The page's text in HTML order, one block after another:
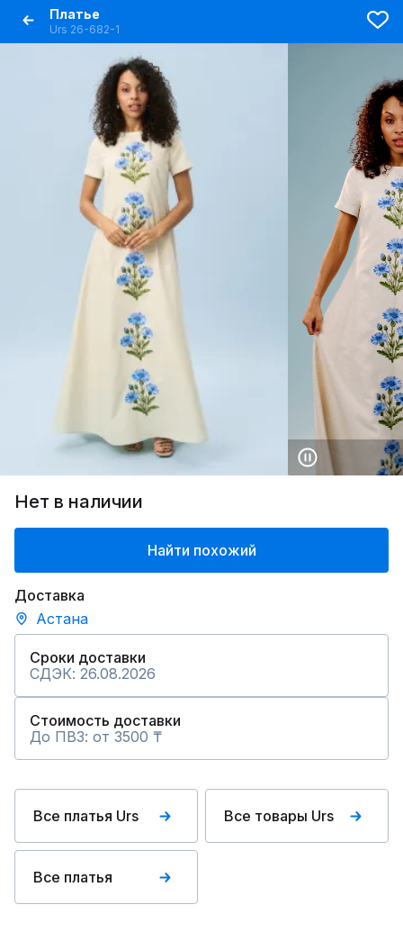
Платье
Urs 26-682-1
Нет в наличии
Найти похожий
Доставка
Астана
Сроки доставки
СДЭК: 26.08.2026
Стоимость доставки
До ПВЗ: от 3500 ₸
Все платья Urs Все товары Urs
Все платья